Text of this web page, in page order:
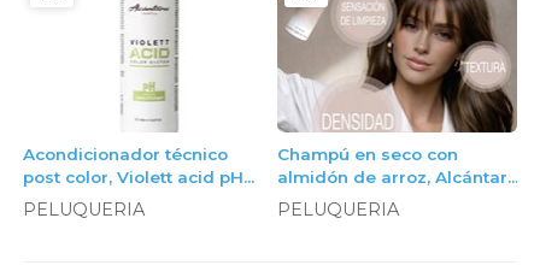
Acondicionador técnico
post color, Violett acid pH
restore acondicionador,
PELUQUERIA
Champú en seco con
almidón de arroz, Alcántara
Cosmética
PELUQUERIA